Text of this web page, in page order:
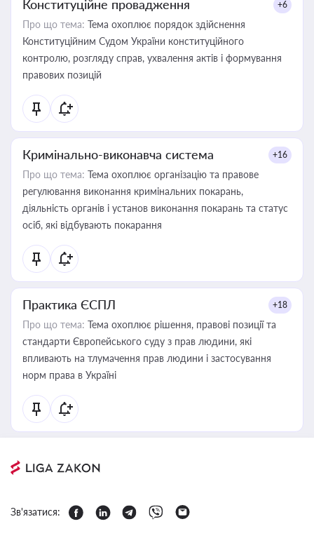
Конституційне провадження +6
Про що тема: Тема охоплює порядок здійснення
Конституційним Судом України конституційного
контролю, розгляду справ, ухвалення актів і формування
правових позицій
Кримінально-виконавча система +16
Про що тема: Тема охоплює організацію та правове
регулювання виконання кримінальних покарань,
діяльність органів і установ виконання покарань та статус
осіб, які відбувають покарання
Практика ЄСПЛ +18
Про що тема: Тема охоплює рішення, правові позиції та
стандарти Європейського суду з прав людини, які
впливають на тлумачення прав людини і застосування
норм права в Україні
Зв'язатися: